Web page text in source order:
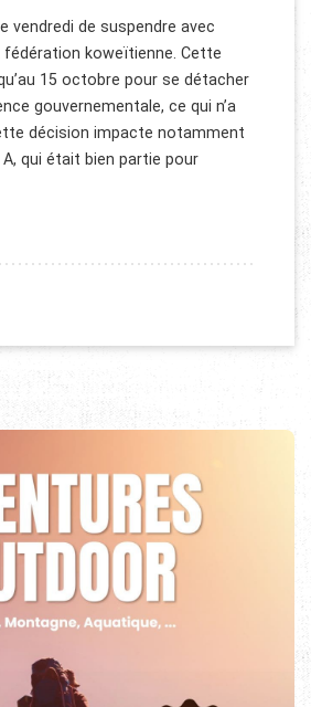
vendredi de suspendre avec
koweïtienne. Cette
15 octobre pour se détacher
gouvernementale, ce qui n’a
décision impacte notamment
A, qui était bien partie pour
N’EST PLUS AFFILIÉ À LA FIFA